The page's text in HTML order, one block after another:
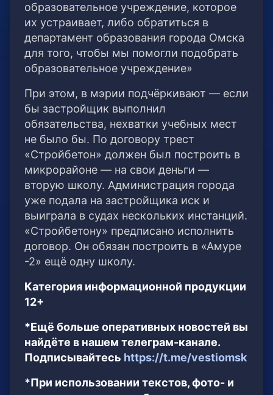
образовательное учреждение, которое
их устраивает, либо обратиться в
департамент образования города Омска
для того, чтобы мы помогли подобрать
образовательное учреждение»
При этом, в мэрии подчёркивают — если
бы застройщик выполнил
обязательства, нехватки учебных мест
не было бы. По договору трест
«Стройбетон» должен был построить в
микрорайоне — на свои деньги —
вторую школу. Администрация города
уже подала на застройщика иск и
выиграла в судах нескольких инстанций.
«Стройбетону» предписано исполнить
договор. Он обязан построить в «Амуре
-2» ещё одну школу.
Категория информационной продукции
12+
*Ещё больше оперативных новостей вы
найдёте в нашем телеграм-канале.
Подписывайтесь https://t.me/vestiomsk
*При использовании текстов, фото- и